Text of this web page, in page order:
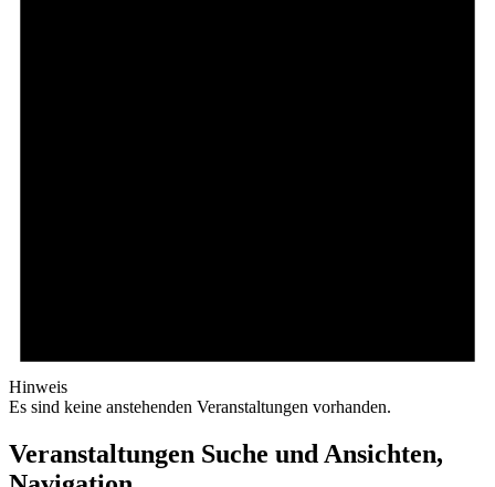
Hinweis
Es sind keine anstehenden Veranstaltungen vorhanden.
Veranstaltungen Suche und Ansichten,